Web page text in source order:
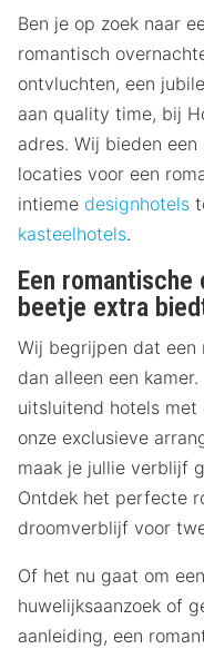
Ben je op zoek naar
romantisch
ontvluchten, een
aan quality time, bij
adres. Wij bieden
locaties voor een
intieme designhotels
kasteelhotels.
Een
beetje extra
Wij begrijpen dat een
dan alleen een
uitsluitend hotels met
onze exclusieve
maak je jullie verblijf
Ontdek het perfecte
droomverblijf voor
Of het nu gaat om
huwelijksaanzoek of
aanleiding, een